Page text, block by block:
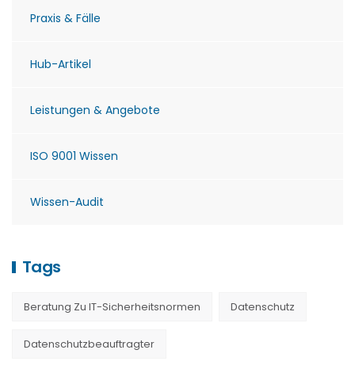
Praxis & Fälle
Hub-Artikel
Leistungen & Angebote
ISO 9001 Wissen
Wissen-Audit
Tags
Beratung Zu IT-Sicherheitsnormen Datenschutz
Datenschutzbeauftragter